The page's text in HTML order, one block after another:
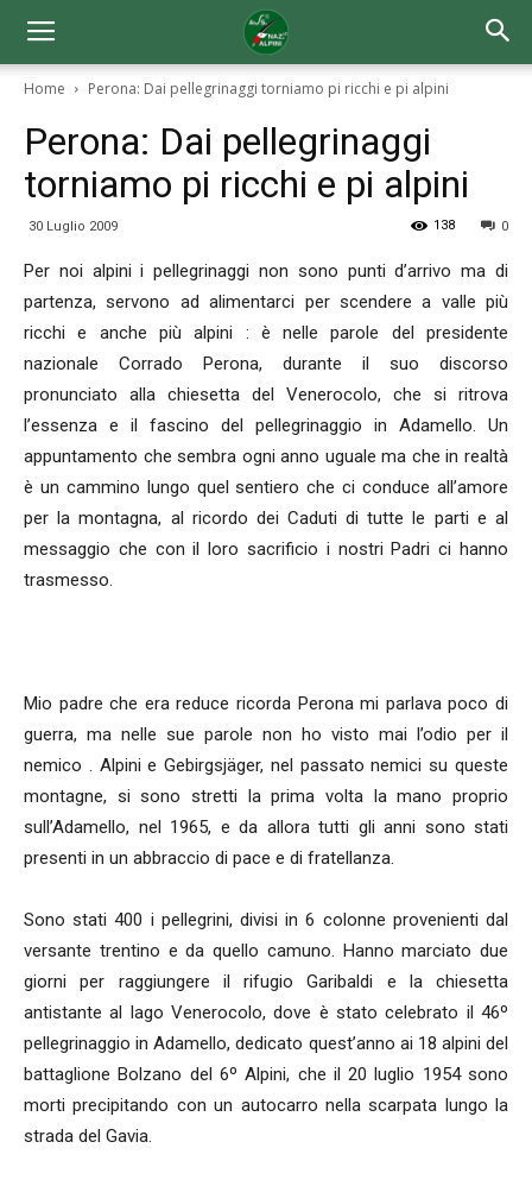
Home Perona: Dai pellegrinaggi torniamo pi ricchi e pi alpini
Perona: Dai pellegrinaggi
torniamo pi ricchi e pi alpini
30 Luglio 2009 0
138
Per noi alpini i pellegrinaggi non sono punti d’arrivo ma di
partenza, servono ad alimentarci per scendere a valle più
ricchi e anche più alpini : è nelle parole del presidente
nazionale Corrado Perona, durante il suo discorso
pronunciato alla chiesetta del Venerocolo, che si ritrova
l’essenza e il fascino del pellegrinaggio in Adamello. Un
appuntamento che sembra ogni anno uguale ma che in realtà
è un cammino lungo quel sentiero che ci conduce all’amore
per la montagna, al ricordo dei Caduti di tutte le parti e al
messaggio che con il loro sacrificio i nostri Padri ci hanno
trasmesso.
Mio padre che era reduce ricorda Perona mi parlava poco di
guerra, ma nelle sue parole non ho visto mai l’odio per il
nemico . Alpini e Gebirgsjäger, nel passato nemici su queste
montagne, si sono stretti la prima volta la mano proprio
sull’Adamello, nel 1965, e da allora tutti gli anni sono stati
presenti in un abbraccio di pace e di fratellanza.
Sono stati 400 i pellegrini, divisi in 6 colonne provenienti dal
versante trentino e da quello camuno. Hanno marciato due
giorni per raggiungere il rifugio Garibaldi e la chiesetta
antistante al lago Venerocolo, dove è stato celebrato il 46º
pellegrinaggio in Adamello, dedicato quest’anno ai 18 alpini del
battaglione Bolzano del 6º Alpini, che il 20 luglio 1954 sono
morti precipitando con un autocarro nella scarpata lungo la
strada del Gavia.